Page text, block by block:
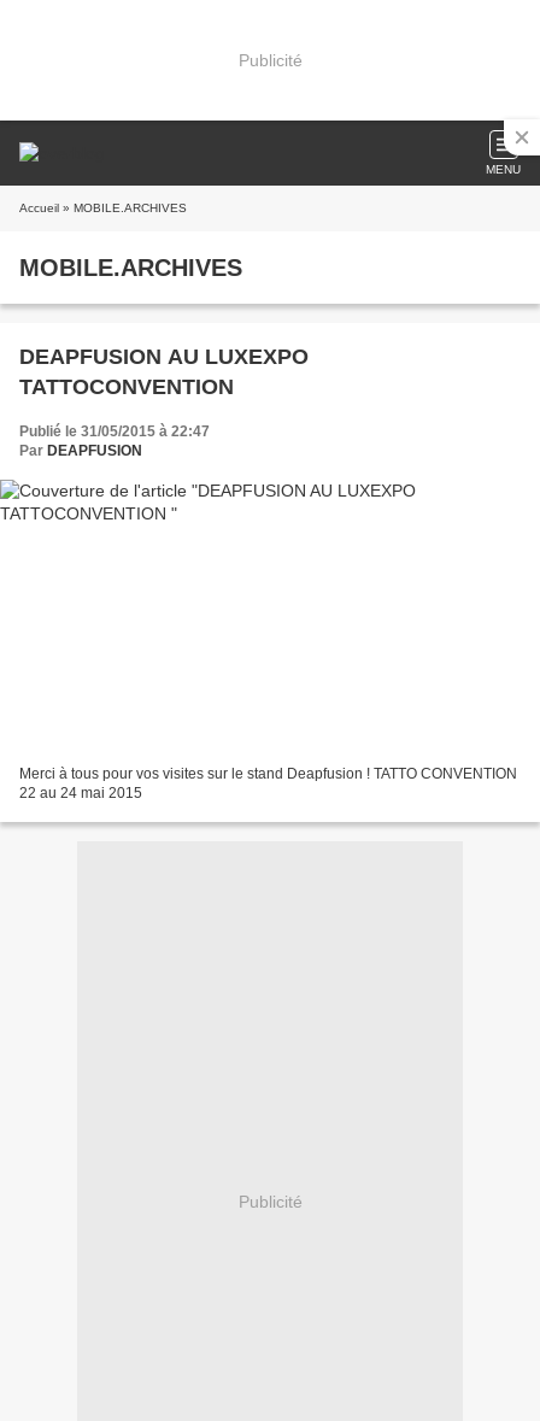
Publicité
MENU
Accueil » MOBILE.ARCHIVES
MOBILE.ARCHIVES
DEAPFUSION AU LUXEXPO
TATTOCONVENTION
Publié le 31/05/2015 à 22:47
Par DEAPFUSION
Merci à tous pour vos visites sur le stand Deapfusion ! TATTO CONVENTION
22 au 24 mai 2015
Publicité